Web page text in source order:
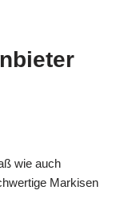
wie auch
Markisen